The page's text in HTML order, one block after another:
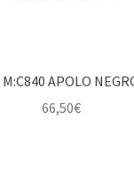
APOLO
66,50€